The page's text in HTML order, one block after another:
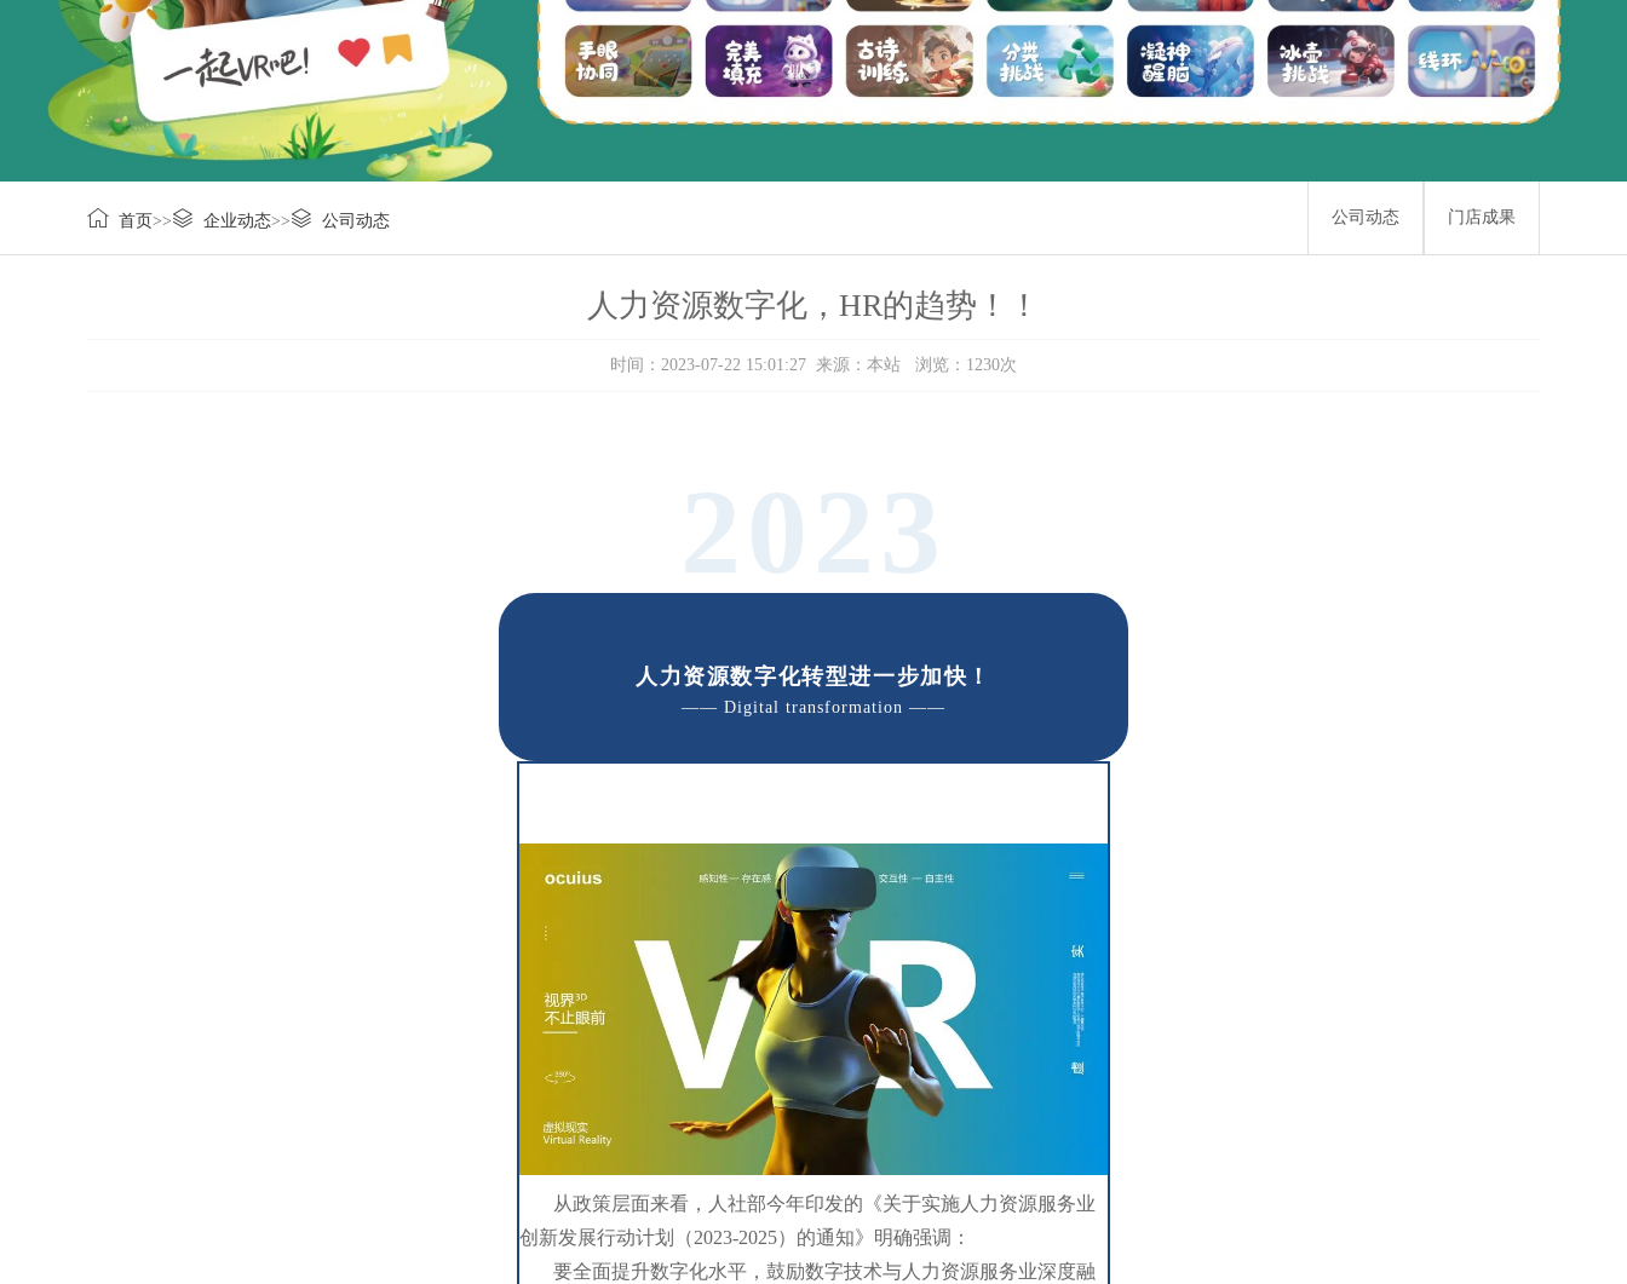
首页>> 企业动态>> 公司动态 公司动态 门店成果
人力资源数字化，HR的趋势！！
时间：2023-07-22 15:01:27 来源：本站 浏览：1230次
人力资源数字化转型进一步加快！
—— Digital transformation ——
从政策层面来看，人社部今年印发的《关于实施人力资源服务业
创新发展行动计划（2023-2025）的通知》明确强调：
要全面提升数字化水平，鼓励数字技术与人力资源服务业深度融